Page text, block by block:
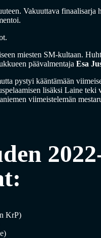
Vakuuttava
miesten SM-kultaan.
päävalmentaja Esa
pystyi kääntämään
lisäksi Laine teki
viimeistelemän
KrP)